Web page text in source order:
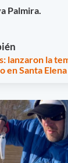
Palmira.
lanzaron la
en Santa Elena